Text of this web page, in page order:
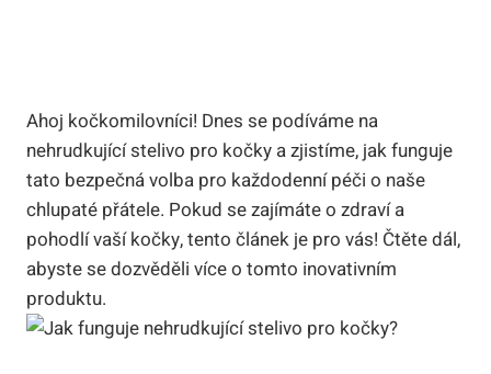
Ahoj kočkomilovníci! Dnes se podíváme na
nehrudkující stelivo pro kočky a zjistíme, jak funguje
tato bezpečná volba pro každodenní péči o naše
chlupaté přátele. Pokud se zajímáte o zdraví a
pohodlí vaší kočky, tento článek je pro vás! Čtěte dál,
abyste se dozvěděli více o tomto inovativním
produktu.